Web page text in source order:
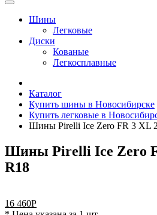
Шины
Легковые
Диски
Кованые
Легкосплавные
Каталог
Купить шины в Новосибирске
Купить легковые в
Шины Pirelli Ice Zero FR 3 XL
Шины Pirelli Ice Zero
R18
16 460Р